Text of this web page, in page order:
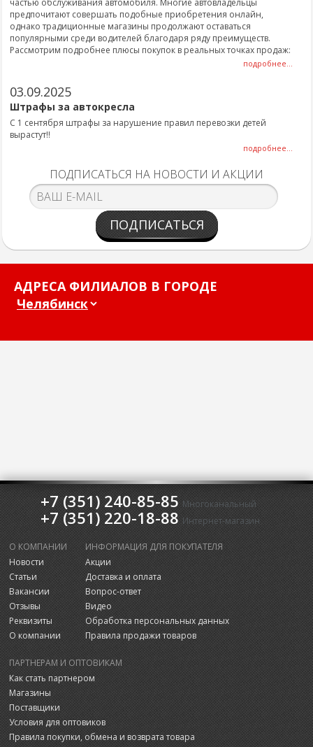
частью обслуживания автомобиля. Многие автовладельцы
предпочитают совершать подобные приобретения онлайн,
однако традиционные магазины продолжают оставаться
популярными среди водителей благодаря ряду преимуществ.
Рассмотрим подробнее плюсы покупок в реальных точках продаж:
подробнее...
03.09.2025
Штрафы за автокресла
С 1 сентября штрафы за нарушение правил перевозки детей
вырастут!!
подробнее...
ПОДПИСАТЬСЯ НА НОВОСТИ И АКЦИИ
ПОДПИСАТЬСЯ
АДРЕСА ФИЛИАЛОВ В ГОРОДЕ
+7 (351) 240-85-85 Многоканальный
+7 (351) 220-18-88 Интернет-магазин
О КОМПАНИИ
Новости
Статьи
Вакансии
Отзывы
Реквизиты
О компании
ИНФОРМАЦИЯ ДЛЯ ПОКУПАТЕЛЯ
Акции
Доставка и оплата
Вопрос-ответ
Видео
Обработка персональных данных
Правила продажи товаров
ПАРТНЕРАМ И ОПТОВИКАМ
Как стать партнером
Магазины
Поставщики
Условия для оптовиков
Правила покупки, обмена и возврата товара